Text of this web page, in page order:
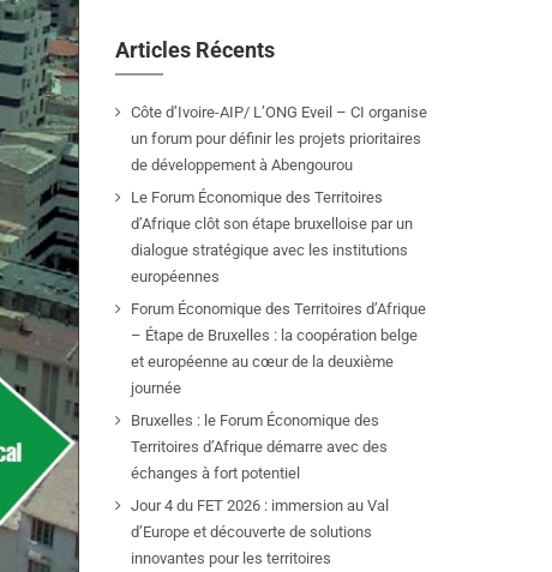
Articles Récents
Côte d’Ivoire-AIP/ L’ONG Eveil – CI organise
un forum pour définir les projets prioritaires
de développement à Abengourou
Le Forum Économique des Territoires
d’Afrique clôt son étape bruxelloise par un
dialogue stratégique avec les institutions
européennes
Forum Économique des Territoires d’Afrique
– Étape de Bruxelles : la coopération belge
et européenne au cœur de la deuxième
journée
Bruxelles : le Forum Économique des
Territoires d’Afrique démarre avec des
échanges à fort potentiel
Jour 4 du FET 2026 : immersion au Val
d’Europe et découverte de solutions
innovantes pour les territoires